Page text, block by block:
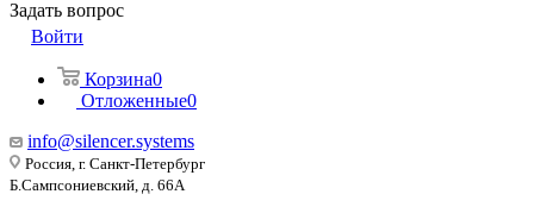
Задать вопрос
Войти
Корзина0
Отложенные0
info@silencer.systems
Россия, г. Санкт-Петербург
Б.Сампсониевский, д. 66А